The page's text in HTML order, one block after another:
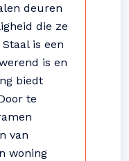
deuren
die ze
is een
is en
biedt
te
van
woning